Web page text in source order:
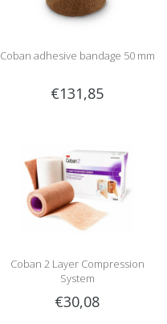
Coban adhesive bandage 50 mm
€131,85
Coban 2 Layer Compression
System
€30,08